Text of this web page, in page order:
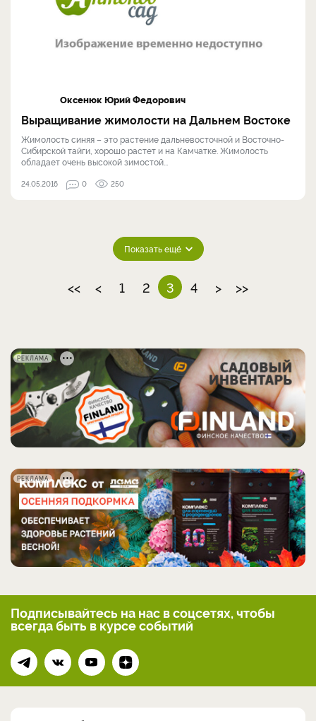
Оксенюк Юрий Федорович
Выращивание жимолости на Дальнем Востоке
Жимолость синяя – это растение дальневосточной и Восточно-
Сибирской тайги, хорошо растет и на Камчатке. Жимолость
обладает очень высокой зимостой...
24.05.2016 0 250
Показать ещё
<< < 1 2 3 4 > >>
РЕКЛАМА
РЕКЛАМА
Подписывайтесь на нас в соцсетях, чтобы
всегдабыть в курсе событий